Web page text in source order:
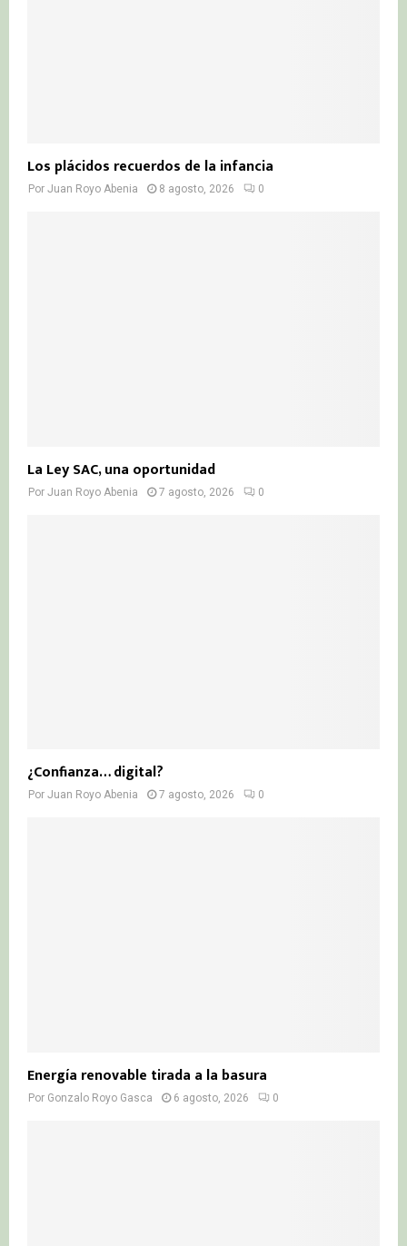
Los plácidos recuerdos de la infancia
Por Juan Royo Abenia 8 agosto, 2026 0
La Ley SAC, una oportunidad
Por Juan Royo Abenia 7 agosto, 2026 0
¿Confianza… digital?
Por Juan Royo Abenia 7 agosto, 2026 0
Energía renovable tirada a la basura
Por Gonzalo Royo Gasca 6 agosto, 2026 0